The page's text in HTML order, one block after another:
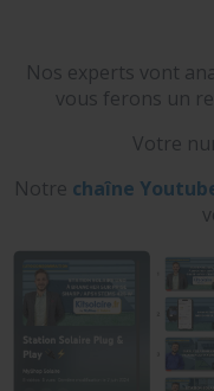
Nos experts vont
vous ferons un
Votre
Notre chaîne